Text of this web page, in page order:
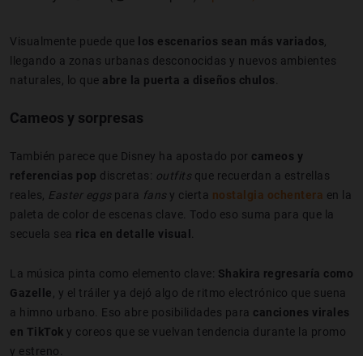
Visualmente puede que los escenarios sean más variados
llegando a zonas urbanas desconocidas y nuevos ambientes
naturales, lo que abre la puerta a diseños chulos
Cameos y sorpresas
También parece que Disney ha apostado por cameos y
referencias pop discretas: outfits que recuerdan a estrellas
reales,
Easter eggs para fans y cierta nostalgia ochentera en la
paleta de color de escenas clave. Todo eso suma para que la
secuela sea rica en detalle visual
La música pinta como elemento clave: Shakira regresaría como
Gazelle , y el tráiler ya dejó algo de ritmo electrónico que suena
a himno urbano. Eso abre posibilidades para canciones virales
en TikTok y coreos que se vuelvan tendencia durante la promo
y estreno.